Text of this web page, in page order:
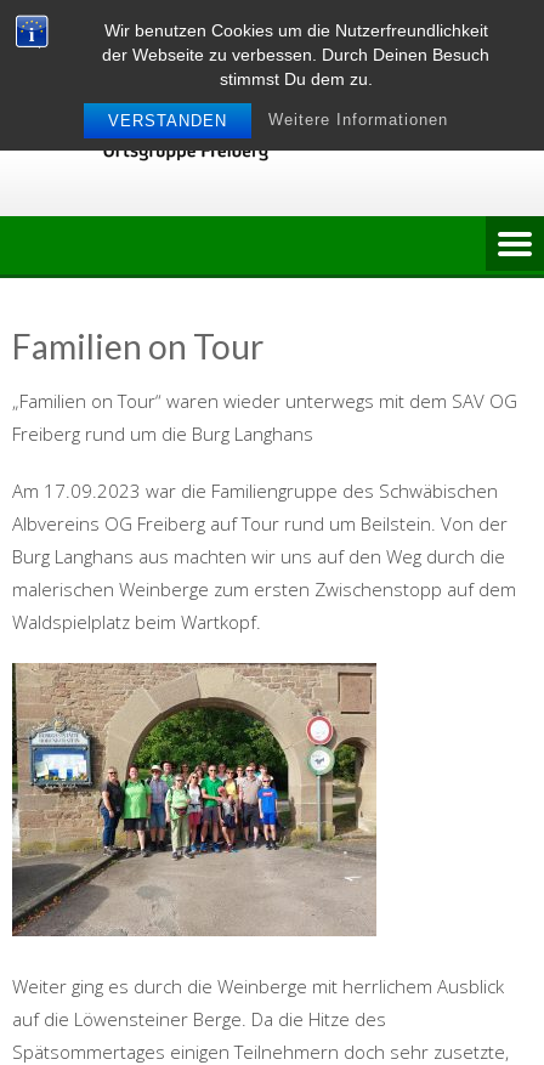
Wir benutzen Cookies um die Nutzerfreundlichkeit
der Webseite zu verbessen. Durch Deinen Besuch
stimmst Du dem zu.
VERSTANDEN Weitere Informationen
Skip
to
Familien on Tour
„Familien on Tour“ waren wieder unterwegs mit dem SAV OG
Freiberg rund um die Burg Langhans
Am 17.09.2023 war die Familiengruppe des Schwäbischen
Albvereins OG Freiberg auf Tour rund um Beilstein. Von der
Burg Langhans aus machten wir uns auf den Weg durch die
malerischen Weinberge zum ersten Zwischenstopp auf dem
Waldspielplatz beim Wartkopf.
Weiter ging es durch die Weinberge mit herrlichem Ausblick
auf die Löwensteiner Berge. Da die Hitze des
Spätsommertages einigen Teilnehmern doch sehr zusetzte,